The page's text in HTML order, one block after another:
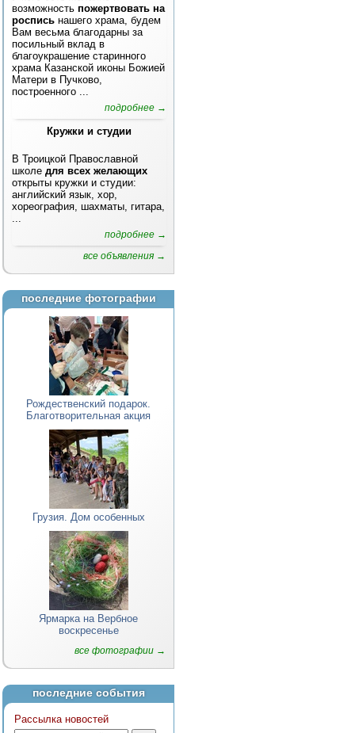
возможность пожертвовать на
роспись нашего храма, будем
Вам весьма благодарны за
посильный вклад в
благоукрашение старинного
храма Казанской иконы Божией
Матери в Пучково,
построенного ...
подробнее →
Кружки и студии
В Троицкой Православной
школе для всех желающих
открыты кружки и студии:
английский язык, хор,
хореография, шахматы, гитара,
...
подробнее →
все объявления →
последние фотографии
Рождественский подарок.
Благотворительная акция
Грузия. Дом особенных
Ярмарка на Вербное
воскресенье
все фотографии →
последние события
Рассылка новостей